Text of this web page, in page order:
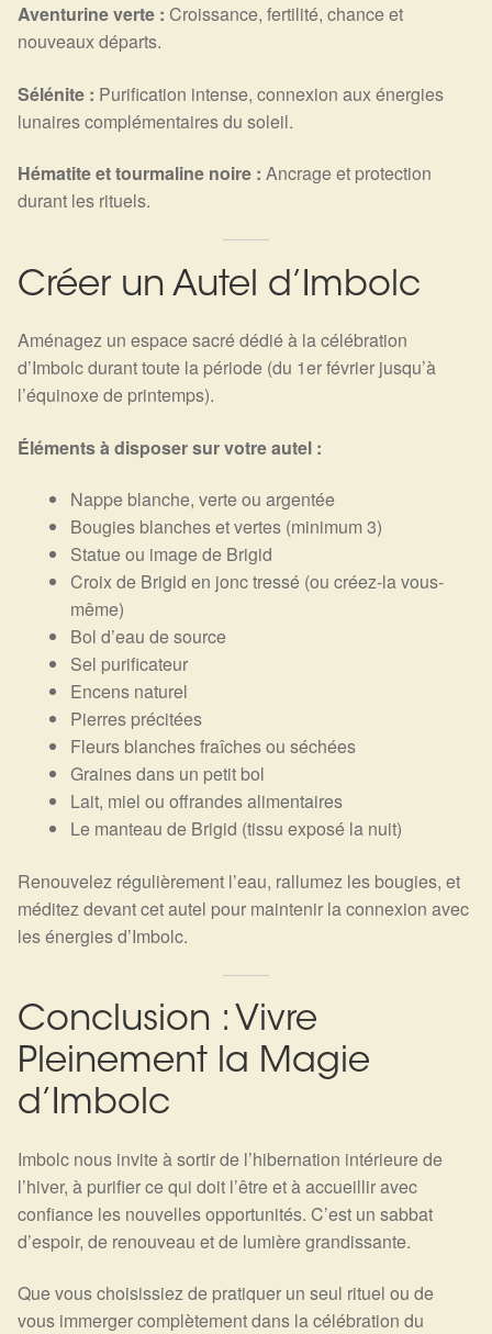
Aventurine verte : Croissance, fertilité, chance et
nouveaux départs.
Sélénite : Purification intense, connexion aux énergies
lunaires complémentaires du soleil.
Hématite et tourmaline noire : Ancrage et protection
durant les rituels.
Créer un Autel d’Imbolc
Aménagez un espace sacré dédié à la célébration
d’Imbolc durant toute la période (du 1er février jusqu’à
l’équinoxe de printemps).
Éléments à disposer sur votre autel :
Nappe blanche, verte ou argentée
Bougies blanches et vertes (minimum 3)
Statue ou image de Brigid
Croix de Brigid en jonc tressé (ou créez-la vous-
même)
Bol d’eau de source
Sel purificateur
Encens naturel
Pierres précitées
Fleurs blanches fraîches ou séchées
Graines dans un petit bol
Lait, miel ou offrandes alimentaires
Le manteau de Brigid (tissu exposé la nuit)
Renouvelez régulièrement l’eau, rallumez les bougies, et
méditez devant cet autel pour maintenir la connexion avec
les énergies d’Imbolc.
Conclusion : Vivre
Pleinement la Magie
d’Imbolc
Imbolc nous invite à sortir de l’hibernation intérieure de
l’hiver, à purifier ce qui doit l’être et à accueillir avec
confiance les nouvelles opportunités. C’est un sabbat
d’espoir, de renouveau et de lumière grandissante.
Que vous choisissiez de pratiquer un seul rituel ou de
vous immerger complètement dans la célébration du